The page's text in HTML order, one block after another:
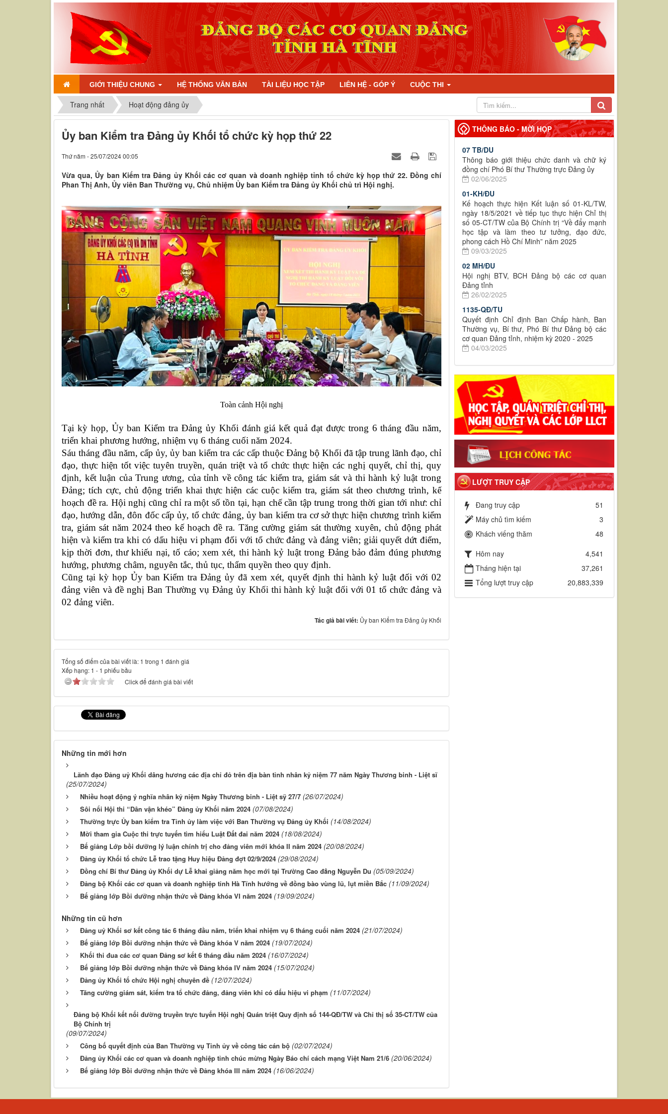
GIỚI THIỆU CHUNG HỆ THỐNG VĂN BẢN TÀI LIỆU HỌC TẬP LIÊN HỆ - GÓP Ý CUỘC THI
Trang nhất Hoạt động đảng ủy
Ủy ban Kiểm tra Đảng ủy Khối tổ chức kỳ họp thứ 22
Thứ năm - 25/07/2024 00:05
Vừa qua, Ủy ban Kiểm tra Đảng ủy Khối các cơ quan và doanh nghiệp tỉnh tổ chức kỳ họp thứ 22. Đồng chí
Phan Thị Anh, Ủy viên Ban Thường vụ, Chủ nhiệm Ủy ban Kiểm tra Đảng ủy Khối chủ trì Hội nghị.
Toàn cảnh Hội nghị
Tại kỳ họp, Ủy ban Kiểm tra Đảng ủy Khối đánh giá kết quả đạt được trong 6 tháng đầu năm,
triển khai phương hướng, nhiệm vụ 6 tháng cuối năm 2024.
Sáu tháng đầu năm,cấp ủy, ủy ban kiểm tra các cấp thuộc Đảng bộ Khối đã tập trung lãnh đạo, chỉ
đạo, thực hiện tốt việc tuyên truyền, quán triệt và tổ chức thực hiện các nghị quyết, chỉ thị, quy
định, kết luận của Trung ương, của tỉnh về công tác kiểm tra, giám sát và thi hành kỷ luật trong
Đảng; tích cực, chủ động triển khai thực hiện các cuộc kiểm tra, giám sát theo chương trình, kế
hoạch đề ra. Hội nghị cũng chỉ ra một số tồn tại, hạn chế cần tập trung trong thời gian tới như:chỉ
đạo, hướng dẫn, đôn đốc cấp ủy, tổ chức đảng, ủy ban kiểm tra cơ sởthực hiện chương trình kiểm
tra, giám sát năm 2024 theo kế hoạch đề ra. Tăng cường giám sát thường xuyên, chủ động phát
hiện và kiểm tra khi có dấu hiệu vi phạm đối với tổ chức đảng và đảng viên; giải quyết dứt điểm,
kịp thời đơn, thư khiếu nại, tố cáo; xem xét, thi hành kỷ luật trong Đảng bảo đảm đúng phương
hướng, phương châm, nguyên tắc, thủ tục, thẩm quyền theo quy định.
Cũng tại kỳ họp Ủy ban Kiểm tra Đảng ủy đã xem xét, quyết định thi hành kỷ luật đối với 02
đảng viên và đề nghị Ban Thường vụ Đảng ủy Khối thi hành kỷ luật đối với 01 tổ chức đảng và
02 đảng viên.
Tác giả bài viết: Ủy ban Kiểm tra Đảng ủy Khối
Tổng số điểm của bài viết là: 1 trong 1 đánh giá
Xếp hạng: 1 - 1 phiếu bầu
Click để đánh giá bài viết
Những tin mới hơn
Lãnh đạo Đảng uỷ Khối dâng hương các địa chỉ đỏ trên địa bàn tỉnh nhân kỷ niệm 77 năm Ngày Thương binh - Liệt sĩ
(25/07/2024)
Nhiều hoạt động ý nghĩa nhân kỷ niệm Ngày Thương binh - Liệt sỹ 27/7 (26/07/2024)
Sôi nổi Hội thi “Dân vận khéo” Đảng ủy Khối năm 2024 (07/08/2024)
Thường trực Ủy ban kiểm tra Tỉnh ủy làm việc với Ban Thường vụ Đảng ủy Khối (14/08/2024)
Mời tham gia Cuộc thi trực tuyến tìm hiểu Luật Đất đai năm 2024 (18/08/2024)
Bế giảng Lớp bồi dưỡng lý luận chính trị cho đảng viên mới khóa II năm 2024 (20/08/2024)
Đảng ủy Khối tổ chức Lễ trao tặng Huy hiệu Đảng đợt 02/9/2024 (29/08/2024)
Đồng chí Bí thư Đảng ủy Khối dự Lễ khai giảng năm học mới tại Trường Cao đẳng Nguyễn Du (05/09/2024)
Đảng bộ Khối các cơ quan và doanh nghiệp tỉnh Hà Tĩnh hướng về đồng bào vùng lũ, lụt miền Bắc (11/09/2024)
Bế giảng lớp Bồi dưỡng nhận thức về Đảng khóa VI năm 2024 (19/09/2024)
Những tin cũ hơn
Đảng uỷ Khối sơ kết công tác 6 tháng đầu năm, triển khai nhiệm vụ 6 tháng cuối năm 2024 (21/07/2024)
Bế giảng lớp Bồi dưỡng nhận thức về Đảng khóa V năm 2024 (19/07/2024)
Khối thi đua các cơ quan Đảng sơ kết 6 tháng đầu năm 2024 (16/07/2024)
Bế giảng lớp Bồi dưỡng nhận thức về Đảng khóa IV năm 2024 (15/07/2024)
Đảng ủy Khối tổ chức Hội nghị chuyên đề (12/07/2024)
Tăng cường giám sát, kiểm tra tổ chức đảng, đảng viên khi có dấu hiệu vi phạm (11/07/2024)
Đảng bộ Khối kết nối đường truyền trực tuyến Hội nghị Quán triệt Quy định số 144-QĐ/TW và Chỉ thị số 35-CT/TW của
Bộ Chính trị
(09/07/2024)
Công bố quyết định của Ban Thường vụ Tỉnh ủy về công tác cán bộ (02/07/2024)
Đảng ủy Khối các cơ quan và doanh nghiệp tỉnh chúc mừng Ngày Báo chí cách mạng Việt Nam 21/6 (20/06/2024)
Bế giảng lớp Bồi dưỡng nhận thức về Đảng khóa III năm 2024 (16/06/2024)
THÔNG BÁO - MỜI HỌP
07 TB/DU
Thông báo giới thiệu chức danh và chữ ký
đồng chí Phó Bí thư Thường trực Đảng ủy
02/06/2025
01-KH/ĐU
Kế hoạch thực hiện Kết luận số 01-KL/TW,
ngày 18/5/2021 về tiếp tục thực hiện Chỉ thị
số 05-CT/TW của Bộ Chính trị “Về đẩy mạnh
học tập và làm theo tư tưởng, đạo đức,
phong cách Hồ Chí Minh” năm 2025
09/03/2025
02 MH/ĐU
Hội nghị BTV, BCH Đảng bộ các cơ quan
Đảng tỉnh
26/02/2025
1135-QĐ/TU
Quyết định Chỉ định Ban Chấp hành, Ban
Thường vụ, Bí thư, Phó Bí thư Đảng bộ các
cơ quan Đảng tỉnh, nhiệm kỳ 2020 - 2025
04/03/2025
LƯỢT TRUY CẬP
Đang truy cập
51
Máy chủ tìm kiếm
3
Khách viếng thăm
48
Hôm nay
4,541
Tháng hiện tại
37,261
Tổng lượt truy cập
20,883,339